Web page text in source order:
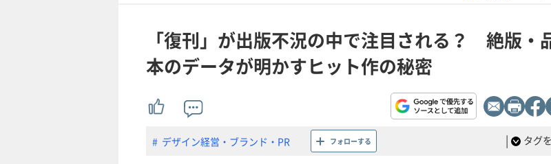
「復刊」が出版不況の中で注目される？ 絶版・
本のデータが明かすヒット作の秘密
デザイン経営・ブランド・PR フォローする | タグ